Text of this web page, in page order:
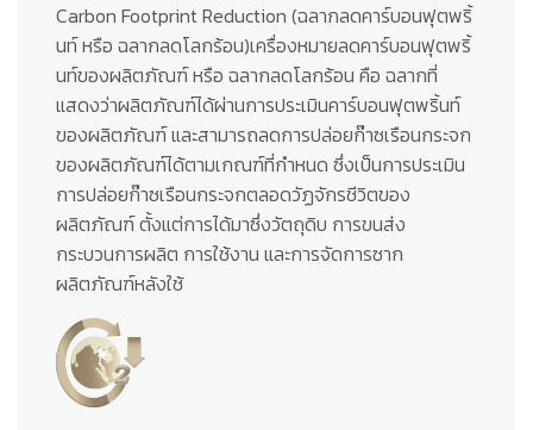
Carbon Footprint Reduction (ฉลากลดคาร์บอนฟุตพริ้
นท์ หรือ ฉลากลดโลกร้อน)เครื่องหมายลดคาร์บอนฟุตพริ้
นท์ของผลิตภัณฑ์ หรือ ฉลากลดโลกร้อน คือ ฉลากที่
แสดงว่าผลิตภัณฑ์ได้ผ่านการประเมินคาร์บอนฟุตพริ้นท์
ของผลิตภัณฑ์ และสามารถลดการปล่อยก๊าซเรือนกระจก
ของผลิตภัณฑ์ได้ตามเกณฑ์ที่กำหนด ซึ่งเป็นการประเมิน
การปล่อยก๊าซเรือนกระจกตลอดวัฏจักรชีวิตของ
ผลิตภัณฑ์ ตั้งแต่การได้มาซึ่งวัตถุดิบ การขนส่ง
กระบวนการผลิต การใช้งาน และการจัดการซาก
ผลิตภัณฑ์หลังใช้